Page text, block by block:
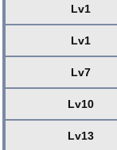
Lv1
Lv1
Lv7
Lv10
Lv13